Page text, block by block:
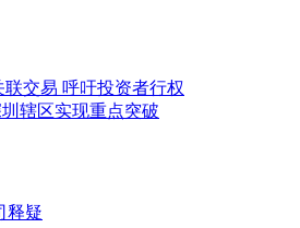
交易 呼吁投资者行权
辖区实现重点突破
释疑